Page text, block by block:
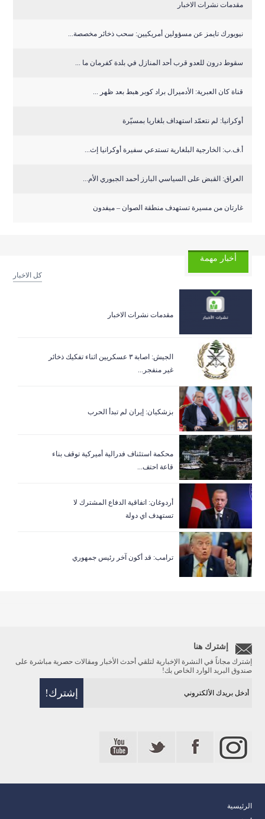
مقدمات نشرات الاخبار
نيويورك تايمز عن مسؤولين أمريكيين: سحب ذخائر مخصصة...
سقوط درون للعدو قرب أحد المنازل في بلدة كفرمان ما ...
قناة كان العبرية: الأدميرال براد كوبر هبط بعد ظهر ...
أوكرانيا: لم نتعمّد استهداف بلغاريا بمسيّرة
أ.ف.ب: الخارجية البلغارية تستدعي سفيرة أوكرانيا إث...
العراق: القبض على السياسي البارز أحمد الجبوري الأم...
غارتان من مسيرة تستهدف منطقة الصوان – ميفدون
أخبار مهمة
كل الاخبار
مقدمات نشرات الاخبار
الجيش: اصابة ٣ عسكريين اثناء تفكيك ذخائر
غير منفجر...
بزشكيان: إيران لم تبدأ الحرب
‏محكمة استئناف فدرالية أميركية توقف بناء
قاعة احتف...
أردوغان: اتفاقية الدفاع المشترك لا
تستهدف اي دولة
ترامب: قد أكون آخر رئيس جمهوري
إشترك هنا
إشترك مجاناً في النشرة الإخبارية لتلقي أحدث الأخبار ومقالات حصرية مباشرة على
صندوق البريد الوارد الخاص بك!
الرئيسية